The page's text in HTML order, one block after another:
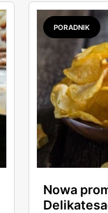
PORADNIK
Nowa